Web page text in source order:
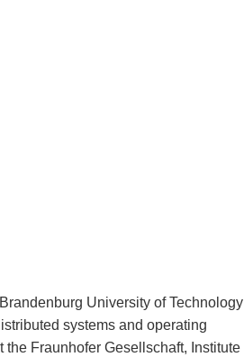
University of Technology
systems and operating
Fraunhofer Gesellschaft, Institute